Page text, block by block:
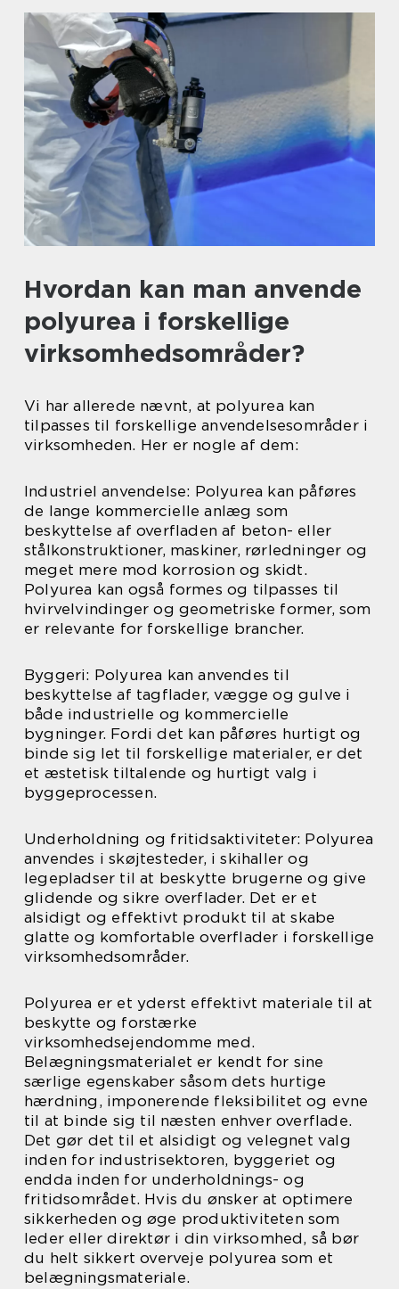
Hvordan kan man anvende
polyurea i forskellige
virksomhedsområder?
Vi har allerede nævnt, at polyurea kan
tilpasses til forskellige anvendelsesområder i
virksomheden. Her er nogle af dem:
Industriel anvendelse: Polyurea kan påføres
de lange kommercielle anlæg som
beskyttelse af overfladen af beton- eller
stålkonstruktioner, maskiner, rørledninger og
meget mere mod korrosion og skidt.
Polyurea kan også formes og tilpasses til
hvirvelvindinger og geometriske former, som
er relevante for forskellige brancher.
Byggeri: Polyurea kan anvendes til
beskyttelse af tagflader, vægge og gulve i
både industrielle og kommercielle
bygninger. Fordi det kan påføres hurtigt og
binde sig let til forskellige materialer, er det
et æstetisk tiltalende og hurtigt valg i
byggeprocessen.
Underholdning og fritidsaktiviteter: Polyurea
anvendes i skøjtesteder, i skihaller og
legepladser til at beskytte brugerne og give
glidende og sikre overflader. Det er et
alsidigt og effektivt produkt til at skabe
glatte og komfortable overflader i forskellige
virksomhedsområder.
Polyurea er et yderst effektivt materiale til at
beskytte og forstærke
virksomhedsejendomme med.
Belægningsmaterialet er kendt for sine
særlige egenskaber såsom dets hurtige
hærdning, imponerende fleksibilitet og evne
til at binde sig til næsten enhver overflade.
Det gør det til et alsidigt og velegnet valg
inden for industrisektoren, byggeriet og
endda inden for underholdnings- og
fritidsområdet. Hvis du ønsker at optimere
sikkerheden og øge produktiviteten som
leder eller direktør i din virksomhed, så bør
du helt sikkert overveje polyurea som et
belægningsmateriale.